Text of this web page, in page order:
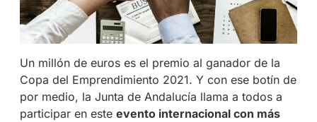
Un millón de euros es el premio al ganador de la
Copa del Emprendimiento 2021. Y con ese botín de
por medio, la Junta de Andalucía llama a todos a
participar en este evento internacional con más